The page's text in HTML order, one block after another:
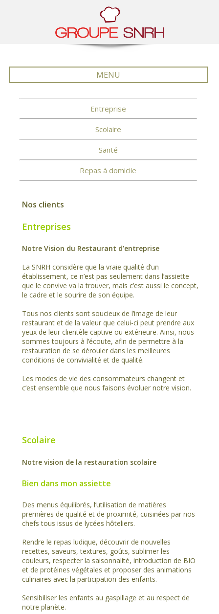
MENU
Entreprise
Scolaire
Santé
Repas à domicile
Nos clients
Entreprises
Notre Vision du Restaurant d’entreprise
La SNRH considère que la vraie qualité d’un
établissement, ce n’est pas seulement dans l’assiette
que le convive va la trouver, mais c’est aussi le concept,
le cadre et le sourire de son équipe.
Tous nos clients sont soucieux de l’image de leur
restaurant et de la valeur que celui-ci peut prendre aux
yeux de leur clientèle captive ou extérieure. Ainsi, nous
sommes toujours à l’écoute, afin de permettre à la
restauration de se dérouler dans les meilleures
conditions de convivialité et de qualité.
Les modes de vie des consommateurs changent et
c’est ensemble que nous faisons évoluer notre vision.
Scolaire
Notre vision de la restauration scolaire
Bien dans mon assiette
Des menus équilibrés, l’utilisation de matières
premières de qualité et de proximité, cuisinées par nos
chefs tous issus de lycées hôteliers.
Rendre le repas ludique, découvrir de nouvelles
recettes, saveurs, textures, goûts, sublimer les
couleurs, respecter la saisonnalité, introduction de BIO
et de protéines végétales et proposer des animations
culinaires avec la participation des enfants.
Sensibiliser les enfants au gaspillage et au respect de
notre planète.